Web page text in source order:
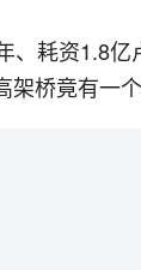
、耗资1.8
桥竟有一